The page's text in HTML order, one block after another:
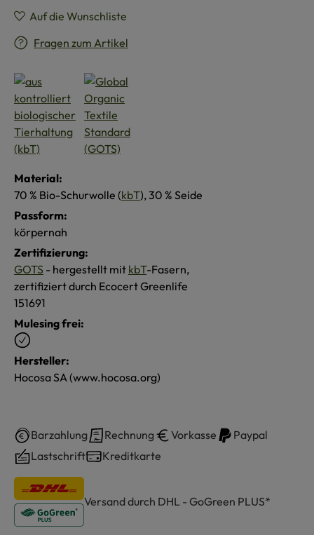
Auf die Wunschliste
Fragen zum Artikel
Material:
70 % Bio-Schurwolle (kbT), 30 % Seide
Passform:
körpernah
Zertifizierung:
GOTS - hergestellt mit kbT-Fasern,
zertifiziert durch Ecocert Greenlife
151691
Mulesing frei:
Hersteller:
Hocosa SA (www.hocosa.org)
Barzahlung Rechnung Vorkasse
Paypal
Lastschrift
Kreditkarte
Versand durch DHL - GoGreen PLUS*